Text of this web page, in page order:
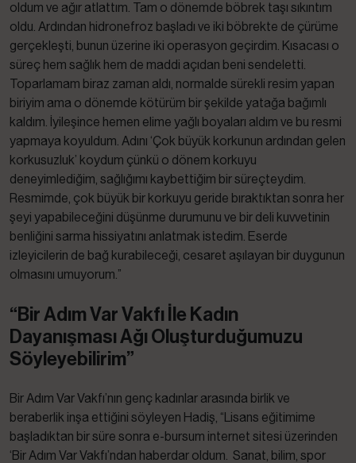
oldum ve ağır atlattım. Tam o dönemde böbrek taşı sıkıntım
oldu. Ardından hidronefroz başladı ve iki böbrekte de çürüme
gerçekleşti, bunun üzerine iki operasyon geçirdim. Kısacası o
süreç hem sağlık hem de maddi açıdan beni sendeletti.
Toparlamam biraz zaman aldı, normalde sürekli resim yapan
biriyim ama o dönemde kötürüm bir şekilde yatağa bağımlı
kaldım. İyileşince hemen elime yağlı boyaları aldım ve bu resmi
yapmaya koyuldum. Adını ‘Çok büyük korkunun ardından gelen
korkusuzluk’ koydum çünkü o dönem korkuyu
deneyimlediğim, sağlığımı kaybettiğim bir süreçteydim.
Resmimde, çok büyük bir korkuyu geride bıraktıktan sonra her
şeyi yapabileceğini düşünme durumunu ve bir deli kuvvetinin
benliğini sarma hissiyatını anlatmak istedim. Eserde
izleyicilerin de bağ kurabileceği, cesaret aşılayan bir duygunun
olmasını umuyorum.”
“Bir Adım Var Vakfı İle Kadın
Dayanışması Ağı Oluşturduğumuzu
Söyleyebilirim”
Bir Adım Var Vakfı’nın genç kadınlar arasında birlik ve
beraberlik inşa ettiğini söyleyen Hadiş, “Lisans eğitimime
başladıktan bir süre sonra e-bursum internet sitesi üzerinden
‘Bir Adım Var Vakfı’ndan haberdar oldum. Sanat, bilim, spor